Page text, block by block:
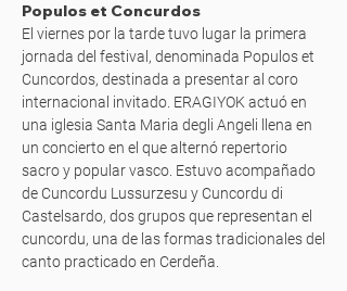
Populos et Concurdos
El viernes por la tarde tuvo lugar la primera
jornada del festival, denominada Populos et
Cuncordos, destinada a presentar al coro
internacional invitado. ERAGIYOK actuó en
una iglesia Santa Maria degli Angeli llena en
un concierto en el que alternó repertorio
sacro y popular vasco. Estuvo acompañado
de Cuncordu Lussurzesu y Cuncordu di
Castelsardo, dos grupos que representan el
cuncordu, una de las formas tradicionales del
canto practicado en Cerdeña.